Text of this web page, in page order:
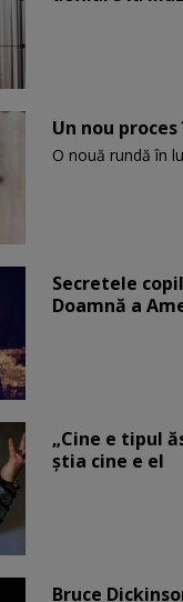
Un nou
O nouă rundă în
Secretele
Doamnă a
„Cine e tipul
știa cine e el
Bruce